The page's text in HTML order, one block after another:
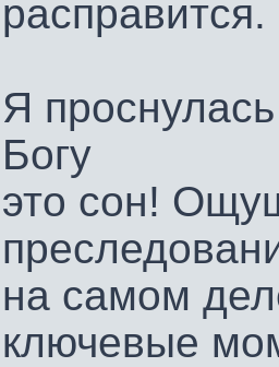
расправится.
Я
Богу
это сон!
на самом
ключевые